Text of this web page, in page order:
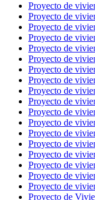
Proyecto de
Proyecto de
Proyecto de
Proyecto de
Proyecto de
Proyecto de
Proyecto de
Proyecto de
Proyecto de
Proyecto de
Proyecto de
Proyecto de
Proyecto de
Proyecto de
Proyecto de
Proyecto de
Proyecto de
Proyecto de
Proyecto de